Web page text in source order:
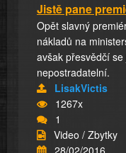
Jistě pane
Opět slavný
nákladů na
avšak přesvědčí
nepostradatelní.
LisakVictis
1267x
1
Video / Zbytky